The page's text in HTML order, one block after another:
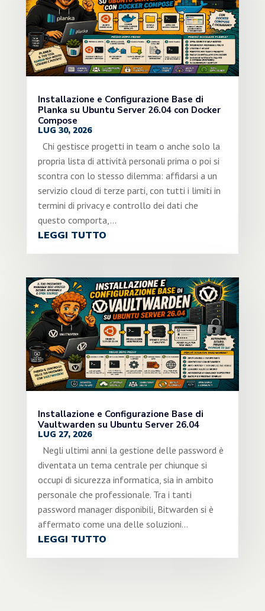
Installazione e Configurazione Base di
Planka su Ubuntu Server 26.04 con Docker
Compose
LUG 30, 2026
Chi gestisce progetti in team o anche solo la
propria lista di attività personali prima o poi si
scontra con lo stesso dilemma: affidarsi a un
servizio cloud di terze parti, con tutti i limiti in
termini di privacy e controllo dei dati che
questo comporta,...
LEGGI TUTTO
Installazione e Configurazione Base di
Vaultwarden su Ubuntu Server 26.04
LUG 27, 2026
Negli ultimi anni la gestione delle password è
diventata un tema centrale per chiunque si
occupi di sicurezza informatica, sia in ambito
personale che professionale. Tra i tanti
password manager disponibili, Bitwarden si è
affermato come una delle soluzioni...
LEGGI TUTTO